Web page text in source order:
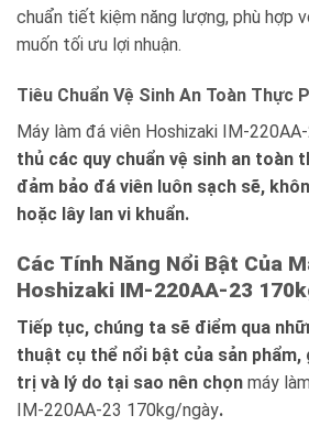
chuẩn tiết kiệm năng lượng, phù hợp
muốn tối ưu lợi nhuận.
Tiêu Chuẩn Vệ Sinh An Toàn Thực
Máy làm đá viên Hoshizaki IM-
thủ các quy chuẩn vệ sinh an toàn
đảm bảo đá viên luôn sạch sẽ,
hoặc lây lan vi khuẩn.
Các Tính Năng Nổi Bật Của
Hoshizaki IM-220AA-23
Tiếp tục, chúng ta sẽ điểm qua
thuật cụ thể nổi bật của sản phẩm,
trị và lý do tại sao nên chọn máy
IM-220AA-23 170kg/ngày.